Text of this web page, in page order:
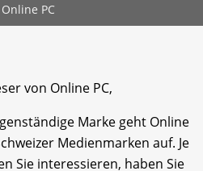
Online PC
von Online PC,
Marke geht Online
Medienmarken auf. Je
Sie interessieren, haben Sie